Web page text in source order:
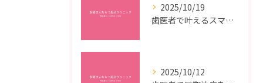
2025/10/19
歯医者で叶えるスマイルメイクオーバーなら福岡県福岡市博多区博多駅前の最新矯正治療解説
2025/10/12